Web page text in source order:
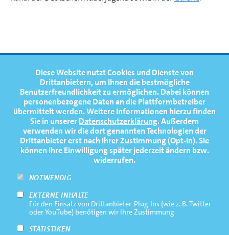
Diese Website nutzt Cookies und Dienste von
Drittanbietern, um Ihnen die bestmögliche
Benutzerfreundlichkeit zu ermöglichen.Dabei können
personenbezogene Daten an die Plattformbetreiber
übermittelt werden. Weitere Informationen hierzu finden
Sie in unsererDatenschutzerklärung. Außerdem
verwenden wir die dort genannten Technologien der
Drittanbieter erst nach Ihrer Zustimmung (Opt-In). Sie
können Ihre Einwilligung später jederzeit ändern bzw.
widerrufen.
NOTWENDIG
EXTERNE INHALTE
Für den Einsatz von Drittanbieter-Plug-Ins (wie z. B. Twitter
oder YouTube) benötigen wir Ihre Zustimmung
STATISTIKEN
FOOTERNAVIGATION
NEWS
TERMINE
MEDIATHEK
PRESSE
FAQ
NEWSLETTER
Footernavigation
Bottom
Impressum